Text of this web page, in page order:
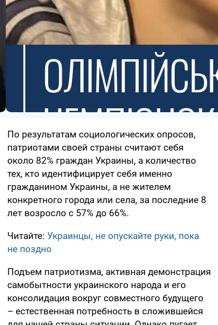
По результатам социологических опросов,
патриотами своей страны считают себя
около 82% граждан Украины, а количество
тех, кто идентифицирует себя именно
гражданином Украины, а не жителем
конкретного города или села, за последние 8
лет возросло с 57% до 66%.
Читайте: Украинцы, не опускайте руки, пока
не поздно
Подъем патриотизма, активная демонстрация
самобытности украинского народа и его
консолидация вокруг совместного будущего
– естественная потребность в сложившейся